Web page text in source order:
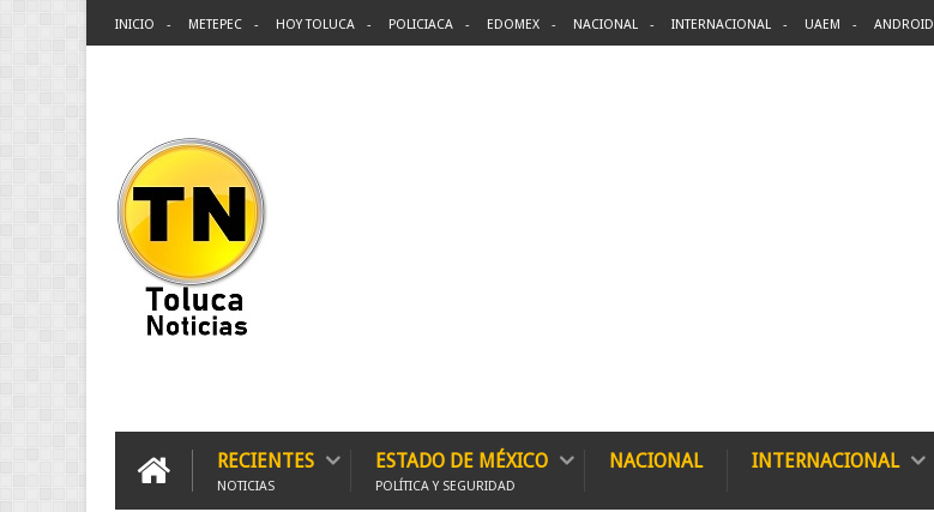
INICIO METEPEC HOY TOLUCA POLICIACA EDOMEX NACIONAL INTERNACIONAL UAEM ANDROID
RECIENTES
NOTICIAS
ESTADO DE MÉXICO
POLÍTICA Y SEGURIDAD
NACIONAL INTERNACIONAL